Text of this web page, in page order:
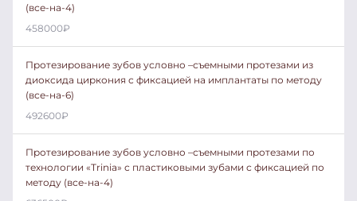
(все-на-4)
458000₽
Протезирование зубов условно –съемными протезами из
диоксида циркония с фиксацией на имплантаты по методу
(все-на-6)
492600₽
Протезирование зубов условно –съемными протезами по
технологии «Trinia» с пластиковыми зубами с фиксацией по
методу (все-на-4)